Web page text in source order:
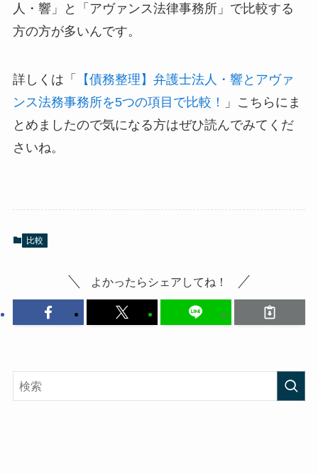
人・響」と「アヴァンス法律事務所」で比較する
方の方が多いんです。
詳しくは「
【債務整理】弁護士法人・響とアヴァ
ンス法務事務所を5つの項目で比較！
」こちらにま
とめましたので気になる方はぜひ読んでみてくだ
さいね。
比較
よかったらシェアしてね！